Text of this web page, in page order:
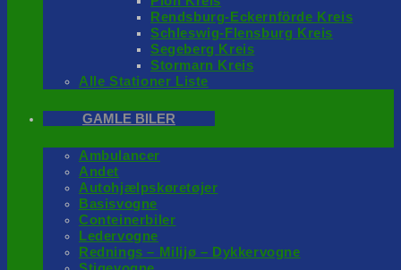
Rendsburg-Eckernförde Kreis
Schleswig-Flensburg Kreis
Segeberg Kreis
Stormarn Kreis
Alle Stationer Liste
GAMLE BILER
Ambulancer
Andet
Autohjælpskøretøjer
Basisvogne
Conteinerbiler
Ledervogne
Rednings – Milijø – Dykkervogne